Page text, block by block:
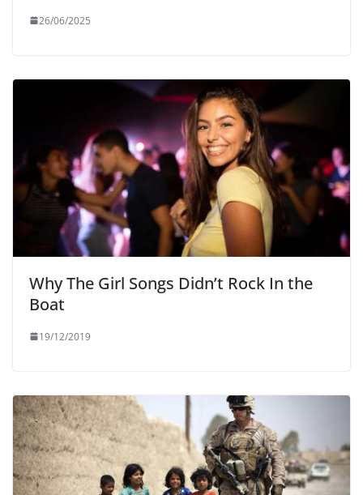
26/06/2025
Why The Girl Songs Didn’t Rock In the
Boat
19/12/2019